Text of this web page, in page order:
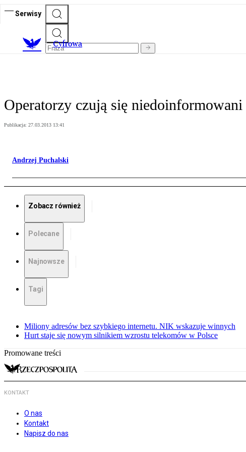
Serwisy
Cyfrowa
Operatorzy czują się
Publikacja: 27.03.2013 13:41
Andrzej Puchalski
Zobacz również
Polecane
Najnowsze
Tagi
Miliony adresów bez szybkiego internetu. NIK wskazuje winnych
Hurt staje się nowym silnikiem wzrostu telekomów w Polsce
Promowane treści
KONTAKT
O nas
Kontakt
Napisz do nas